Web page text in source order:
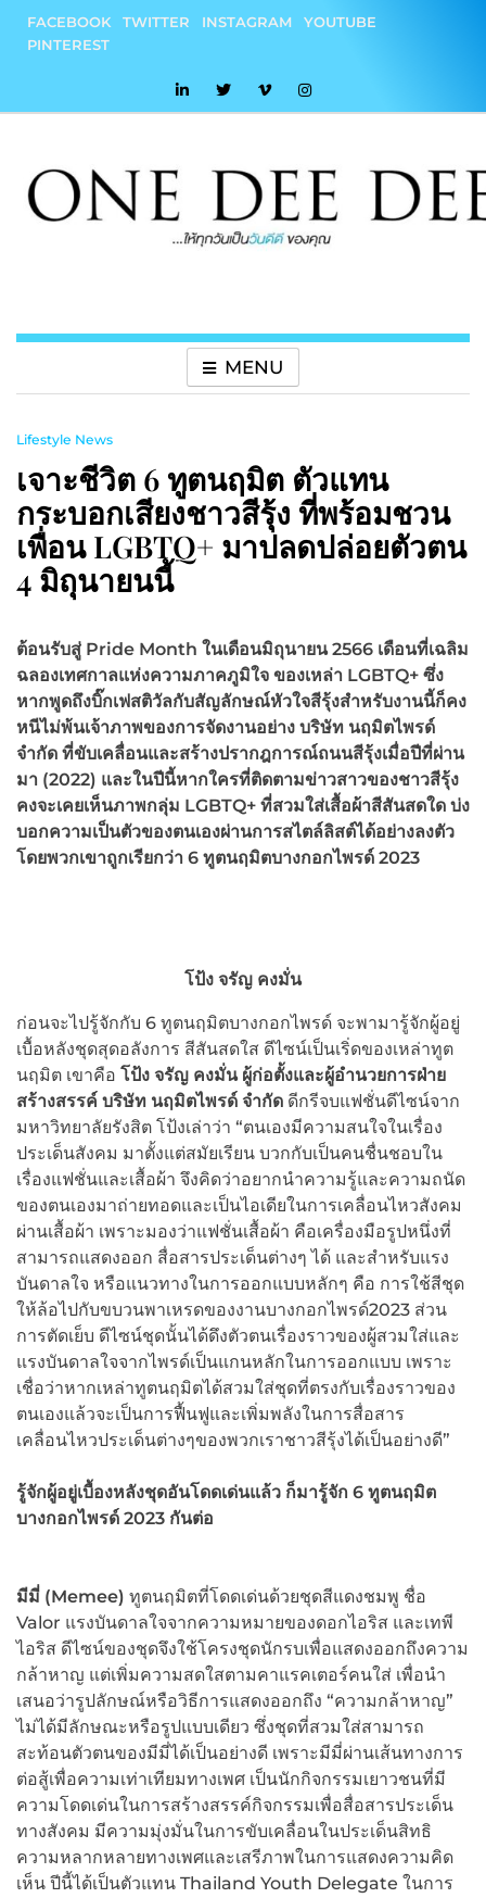
content
FACEBOOK TWITTER INSTAGRAM
YOUTUBE
PINTEREST
MENU
Lifestyle News
เจาะชีวิต 6 ทูตนฤมิต ตัวแทน
กระบอกเสียงชาวสีรุ้ง ที่พร้อมชวน
เพื่อน LGBTQ+ มาปลดปล่อยตัวตน
4 มิถุนายนนี้
ต้อนรับสู่ Pride Month ในเดือนมิถุนายน 2566 เดือนที่เฉลิม
ฉลองเทศกาลแห่งความภาคภูมิใจ ของเหล่า LGBTQ+ ซึ่ง
หากพูดถึงบิ๊กเฟสติวัลกับสัญลักษณ์หัวใจสีรุ้งสำหรับงานนี้ก็คง
หนีไม่พ้นเจ้าภาพของการจัดงานอย่าง บริษัท นฤมิตไพรด์
จำกัด ที่ขับเคลื่อนและสร้างปรากฎการณ์ถนนสีรุ้งเมื่อปีที่ผ่าน
มา (2022) และในปีนี้หากใครที่ติดตามข่าวสาวของชาวสีรุ้ง
คงจะเคยเห็นภาพกลุ่ม LGBTQ+ ที่สวมใส่เสื้อผ้าสีสันสดใด บ่ง
บอกความเป็นตัวของตนเองผ่านการสไตล์ลิสต์ได้อย่างลงตัว
โดยพวกเขาถูกเรียกว่า 6 ทูตนฤมิตบางกอกไพรด์ 2023
โป้ง จรัญ คงมั่น
ก่อนจะไปรู้จักกับ 6 ทูตนฤมิตบางกอกไพรด์ จะพามารู้จักผู้อยู่
เบื้อหลังชุดสุดอลังการ สีสันสดใส ดีไซน์เป็นเริ่ดของเหล่าทูต
นฤมิต เขาคือ โป้ง จรัญ คงมั่น ผู้ก่อตั้งและผู้อำนวยการฝ่าย
สร้างสรรค์ บริษัท นฤมิตไพรด์ จำกัด ดีกรีจบแฟชั่นดีไซน์จาก
มหาวิทยาลัยรังสิต โป้งเล่าว่า “ตนเองมีความสนใจในเรื่อง
ประเด็นสังคม มาตั้งแต่สมัยเรียน บวกกับเป็นคนชื่นชอบใน
เรื่องแฟชั่นและเสื้อผ้า จึงคิดว่าอยากนำความรู้และความถนัด
ของตนเองมาถ่ายทอดและเป็นไอเดียในการเคลื่อนไหวสังคม
ผ่านเสื้อผ้า เพราะมองว่าแฟชั่นเสื้อผ้า คือเครื่องมือรูปหนึ่งที่
สามารถแสดงออก สื่อสารประเด็นต่างๆ ได้ และสำหรับแรง
บันดาลใจ หรือแนวทางในการออกแบบหลักๆ คือ การใช้สีชุด
ให้ล้อไปกับขบวนพาเหรดของงานบางกอกไพรด์2023 ส่วน
การตัดเย็บ ดีไซน์ชุดนั้นได้ดึงตัวตนเรื่องราวของผู้สวมใส่และ
แรงบันดาลใจจากไพรด์เป็นแกนหลักในการออกแบบ เพราะ
เชื่อว่าหากเหล่าทูตนฤมิตได้สวมใส่ชุดที่ตรงกับเรื่องราวของ
ตนเองแล้วจะเป็นการฟื้นฟูและเพิ่มพลังในการสื่อสาร
เคลื่อนไหวประเด็นต่างๆของพวกเราชาวสีรุ้งได้เป็นอย่างดี”
รู้จักผู้อยู่เบื้องหลังชุดอันโดดเด่นแล้ว ก็มารู้จัก 6 ทูตนฤมิต
บางกอกไพรด์ 2023 กันต่อ
มีมี่ (Memee) ทูตนฤมิตที่โดดเด่นด้วยชุดสีแดงชมพู ชื่อ
Valor แรงบันดาลใจจากความหมายของดอกไอริส และเทพี
ไอริส ดีไซน์ของชุดจึงใช้โครงชุดนักรบเพื่อแสดงออกถึงความ
กล้าหาญ แต่เพิ่มความสดใสตามคาแรคเตอร์คนใส่ เพื่อนำ
เสนอว่ารูปลักษณ์หรือวิธีการแสดงออกถึง “ความกล้าหาญ”
ไม่ได้มีลักษณะหรือรูปแบบเดียว ซึ่งชุดที่สวมใส่สามารถ
สะท้อนตัวตนของมีมี่ได้เป็นอย่างดี เพราะมีมี่ผ่านเส้นทางการ
ต่อสู้เพื่อความเท่าเทียมทางเพศ เป็นนักกิจกรรมเยาวชนที่มี
ความโดดเด่นในการสร้างสรรค์กิจกรรมเพื่อสื่อสารประเด็น
ทางสังคม มีความมุ่งมั่นในการขับเคลื่อนในประเด็นสิทธิ
ความหลากหลายทางเพศและเสรีภาพในการแสดงความคิด
เห็น ปีนี้ได้เป็นตัวแทน Thailand Youth Delegate ในการ